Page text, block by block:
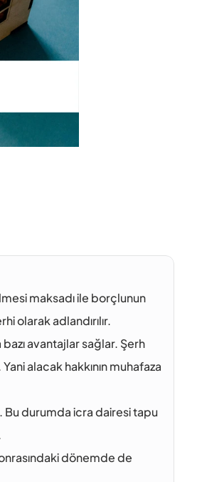
maksadı ile borçlunun
olarak adlandırılır.
avantajlar sağlar. Şerh
alacak hakkının muhafaza
Bu durumda icra dairesi tapu
dönemde de